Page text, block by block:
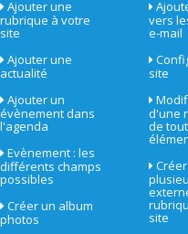
Ajouter une
rubrique à votre
site
Ajouter une
actualité
Ajouter un
évènement dans
l'agenda
Evènement : les
différents champs
possibles
Créer un album
photos
vers
e-mail
site
d'une
de
site